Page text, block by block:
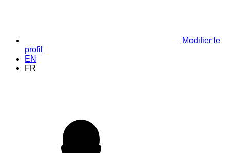
Modifier le
profil
EN
FR